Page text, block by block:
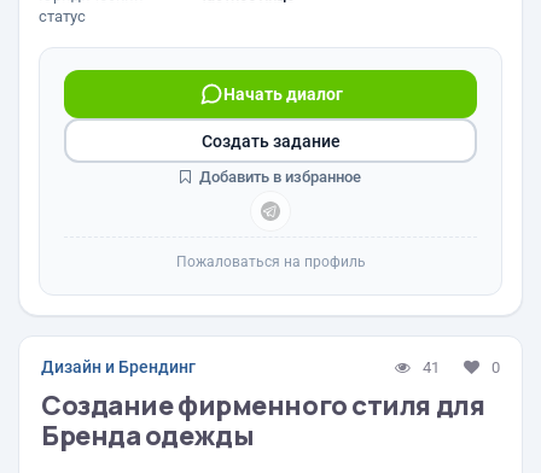
статус
Начать диалог
Создать задание
Добавить в избранное
Пожаловаться на профиль
Дизайн и Брендинг 41 0
Создание фирменного стиля для
Бренда одежды